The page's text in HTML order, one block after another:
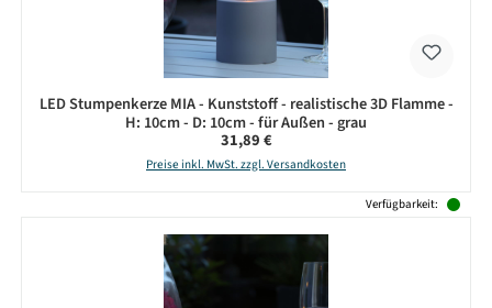
LED Stumpenkerze MIA - Kunststoff - realistische 3D Flamme -
H: 10cm - D: 10cm - für Außen - grau
Regulärer Preis:
31,89 €
Preise inkl. MwSt. zzgl. Versandkosten
Verfügbarkeit: